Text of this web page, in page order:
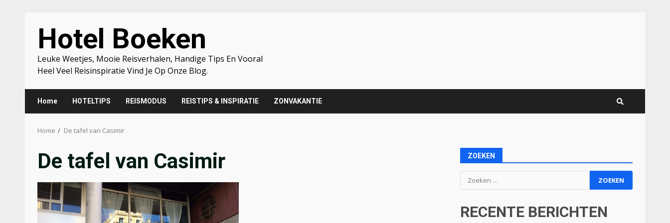
content
Hotel Boeken
Leuke Weetjes, Mooie Reisverhalen, Handige Tips En Vooral
Heel Veel Reisinspiratie Vind Je Op Onze Blog.
Home HOTELTIPS REISMODUS REISTIPS & INSPIRATIE ZONVAKANTIE
Home De tafel van Casimir
De tafel van Casimir ZOEKEN
Zoeken
naar:
RECENTE BERICHTEN